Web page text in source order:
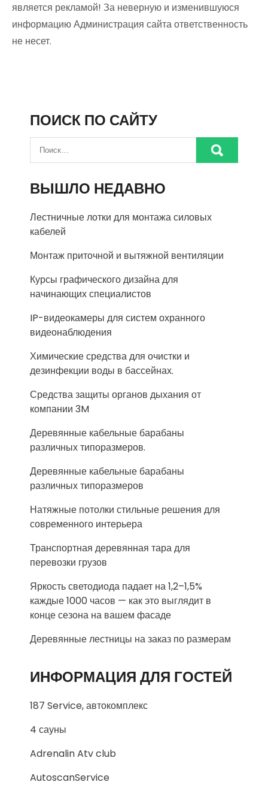
является рекламой! За неверную и изменившуюся
информацию Администрация сайта ответственность
не несет.
ПОИСК ПО САЙТУ
ВЫШЛО НЕДАВНО
Лестничные лотки для монтажа силовых
кабелей
Монтаж приточной и вытяжной вентиляции
Курсы графического дизайна для
начинающих специалистов
IP-видеокамеры для систем охранного
видеонаблюдения
Химические средства для очистки и
дезинфекции воды в бассейнах.
Средства защиты органов дыхания от
компании 3M
Деревянные кабельные барабаны
различных типоразмеров.
Деревянные кабельные барабаны
различных типоразмеров
Натяжные потолки стильные решения для
современного интерьера
Транспортная деревянная тара для
перевозки грузов
Яркость светодиода падает на 1,2–1,5%
каждые 1000 часов — как это выглядит в
конце сезона на вашем фасаде
Деревянные лестницы на заказ по размерам
ИНФОРМАЦИЯ ДЛЯ ГОСТЕЙ
187 Service, автокомплекс
4 сауны
Adrenalin Atv club
AutoscanService